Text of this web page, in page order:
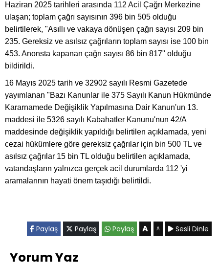
Haziran 2025 tarihleri arasında 112 Acil Çağrı Merkezine
ulaşan; toplam çağrı sayısının 396 bin 505 olduğu
belirtilerek, "Asıllı ve vakaya dönüşen çağrı sayısı 209 bin
235. Gereksiz ve asılsız çağrıların toplam sayısı ise 100 bin
453. Anonsta kapanan çağrı sayısı 86 bin 817" olduğu
bildirildi.
16 Mayıs 2025 tarih ve 32902 sayılı Resmi Gazetede
yayımlanan "Bazı Kanunlar ile 375 Sayılı Kanun Hükmünde
Kararnamede Değişiklik Yapılmasına Dair Kanun'un 13.
maddesi ile 5326 sayılı Kabahatler Kanunu'nun 42/A
maddesinde değişiklik yapıldığı belirtilen açıklamada, yeni
cezai hükümlere göre gereksiz çağrılar için bin 500 TL ve
asılsız çağrılar 15 bin TL olduğu belirtilen açıklamada,
vatandaşların yalnızca gerçek acil durumlarda 112 'yi
aramalarının hayati önem taşıdığı belirtildi.
Paylaş Paylaş Paylaş A A Sesli Dinle
Yorum Yaz